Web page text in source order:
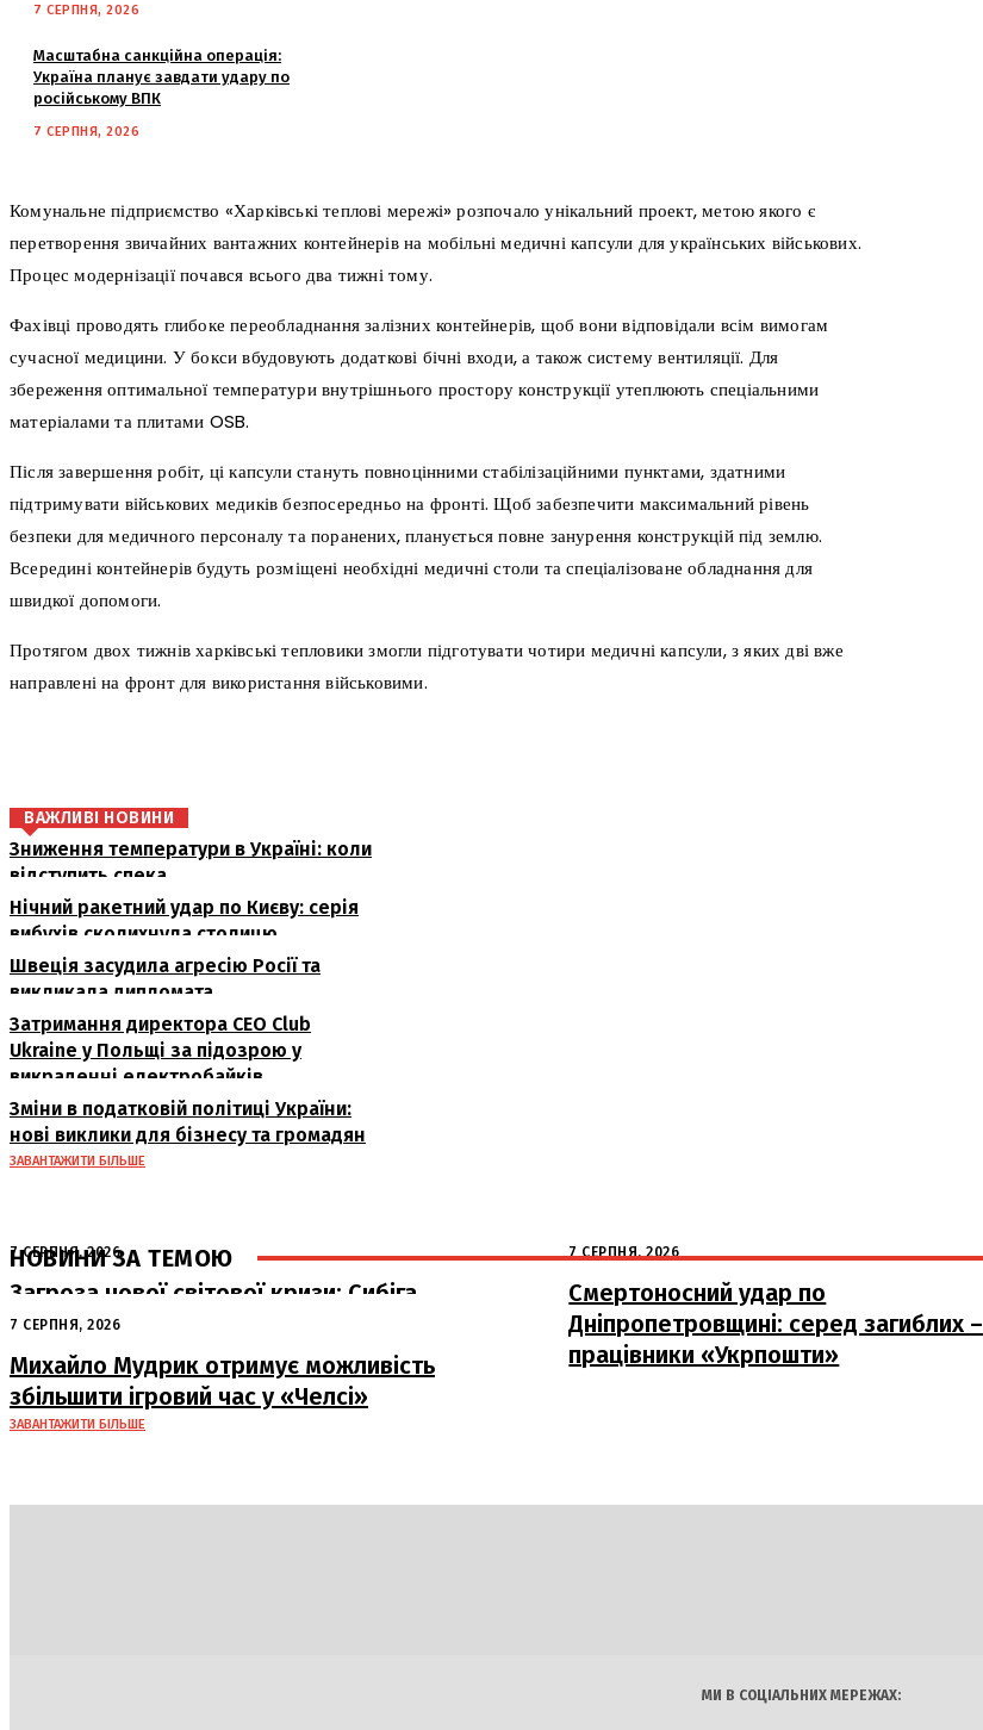
7 СЕРПНЯ, 2026
Масштабна санкційна операція:
Україна планує завдати удару по
російському ВПК
7 СЕРПНЯ, 2026
Комунальне підприємство «Харківські теплові мережі» розпочало унікальний проект, метою якого є
перетворення звичайних вантажних контейнерів на мобільні медичні капсули для українських військових.
Процес модернізації почався всього два тижні тому.
Фахівці проводять глибоке переобладнання залізних контейнерів, щоб вони відповідали всім вимогам
сучасної медицини. У бокси вбудовують додаткові бічні входи, а також систему вентиляції. Для
збереження оптимальної температури внутрішнього простору конструкції утеплюють спеціальними
матеріалами та плитами OSB.
Після завершення робіт, ці капсули стануть повноцінними стабілізаційними пунктами, здатними
підтримувати військових медиків безпосередньо на фронті. Щоб забезпечити максимальний рівень
безпеки для медичного персоналу та поранених, планується повне занурення конструкцій під землю.
Всередині контейнерів будуть розміщені необхідні медичні столи та спеціалізоване обладнання для
швидкої допомоги.
Протягом двох тижнів харківські тепловики змогли підготувати чотири медичні капсули, з яких дві вже
направлені на фронт для використання військовими.
ВАЖЛИВІ НОВИНИ
Зниження температури в Україні: коли
відступить спека
Нічний ракетний удар по Києву: серія
вибухів сколихнула столицю
Швеція засудила агресію Росії та
викликала дипломата
Затримання директора CEO Club
Ukraine у Польщі за підозрою у
викраденні електробайків
Зміни в податковій політиці України:
нові виклики для бізнесу та громадян
ЗАВАНТАЖИТИ БІЛЬШЕ
НОВИНИ ЗА ТЕМОЮ
7 СЕРПНЯ, 2026
Загроза нової світової кризи: Сибіга
попередив про наслідки атак РФ на
судна
7 СЕРПНЯ, 2026
Смертоносний удар по
Дніпропетровщині: серед загиблих –
працівники «Укрпошти»
7 СЕРПНЯ, 2026
Михайло Мудрик отримує можливість
збільшити ігровий час у «Челсі»
ЗАВАНТАЖИТИ БІЛЬШЕ
МИ В СОЦІАЛЬНИХ МЕРЕЖАХ: